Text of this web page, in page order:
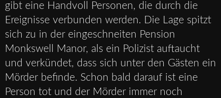
gibt eine Handvoll Personen, die durch die
Ereignisse verbunden werden. Die Lage spitzt
sich zu in der eingeschneiten Pension
Monkswell Manor, als ein Polizist auftaucht
und verkündet, dass sich unter den Gästen ein
Mörder befinde. Schon bald darauf ist eine
Person tot und der Mörder immer noch